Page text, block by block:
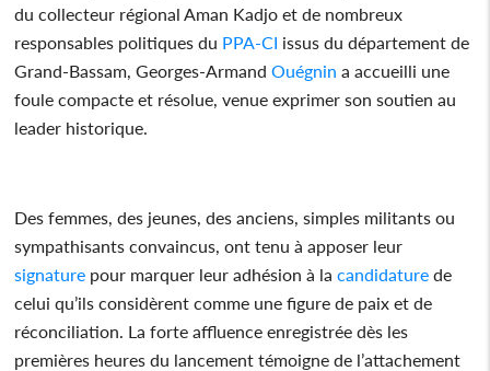
du collecteur régional Aman Kadjo et de nombreux
responsables politiques du PPA-CI issus du département de
Grand-Bassam, Georges-ArmandOuégnin a accueilli une
foule compacte et résolue, venue exprimer son soutien au
leader historique.
Des femmes, des jeunes, des anciens, simples militants ou
sympathisants convaincus, ont tenu à apposer leur
signature pour marquer leur adhésion à lacandidature de
celui qu’ils considèrent comme une figure de paix et de
réconciliation. La forte affluence enregistrée dès les
premières heures du lancement témoigne de l’attachement